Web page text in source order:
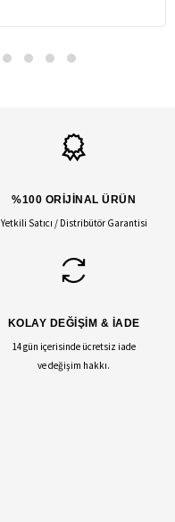
%100 ORİJİNAL ÜRÜN
Yetkili Satıcı / Distribütör Garantisi
KOLAY DEĞİŞİM & İADE
14 gün içerisinde ücretsiz iade
ve değişim hakkı.